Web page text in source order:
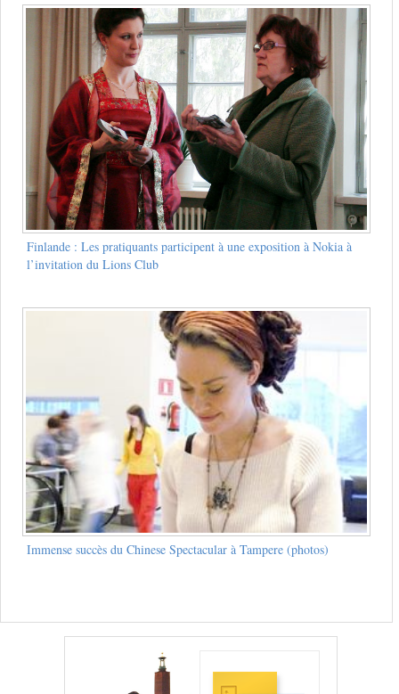
Finlande : Les pratiquants participent à une exposition à Nokia à
l’invitation du Lions Club
Immense succès du Chinese Spectacular à Tampere (photos)